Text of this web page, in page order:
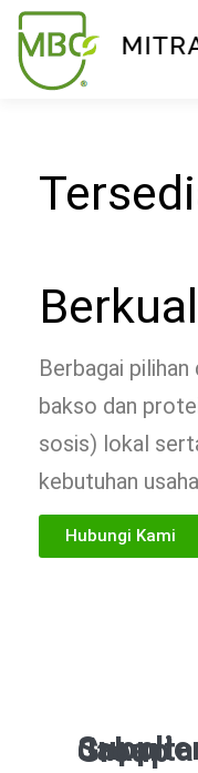
Berbagai pilihan
bakso dan
sosis) lokal
kebutuhan
Hubungi Kami
Supplier Daging Sapi Jakarta – Mitra Boga Group